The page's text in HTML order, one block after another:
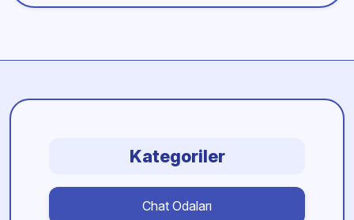
Kategoriler
Chat Odaları